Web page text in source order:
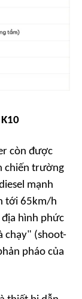
còn được
chiến trường
mạnh
tới 65km/h
hình phức
chạy" (shoot-
pháo của